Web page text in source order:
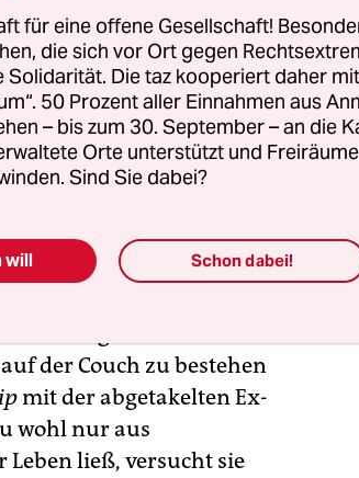
und der Siff der
New Mexico der späten
eineMan’s Man’s Man’s
zweiten Spielfilm
amerikanischen
Pilotenbrillen und
der Couch zu bestehen
mit der abgetakelten Ex-
wohl nur aus
ließ, versucht sie
für eine offene Gesellschaft!
die sich vor Ort gegen
Solidarität. Die taz kooperiert daher
50 Prozent aller Einnahmen aus
– bis zum 30. September – an die
Orte unterstützt und
Sind Sie dabei?
will Schon dabei!